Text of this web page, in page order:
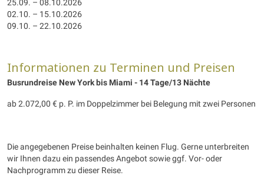
25.09. – 08.10.2026
02.10. – 15.10.2026
09.10. – 22.10.2026
Informationen zu Terminen und Preisen
Busrundreise New York bis Miami - 14 Tage/13 Nächte
ab 2.072,00 € p. P. im Doppelzimmer bei Belegung mit zwei Personen
Die angegebenen Preise beinhalten keinen Flug. Gerne unterbreiten
wir Ihnen dazu ein passendes Angebot sowie ggf. Vor- oder
Nachprogramm zu dieser Reise.